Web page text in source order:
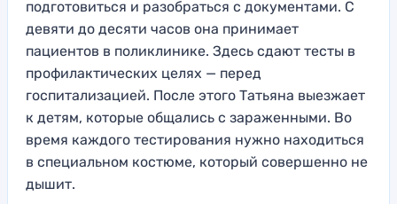
подготовиться и разобраться с документами. С
девяти до десяти часов она принимает
пациентов в поликлинике. Здесь сдают тесты в
профилактических целях — перед
госпитализацией. После этого Татьяна выезжает
к детям, которые общались с зараженными. Во
время каждого тестирования нужно находиться
в специальном костюме, который совершенно не
дышит.